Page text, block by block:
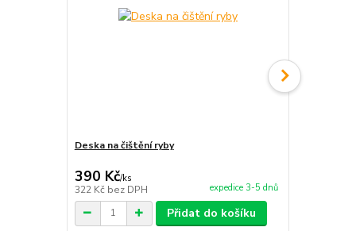
Deska na čištění ryby
390 Kč/ks
322 Kč bez DPH expedice 3-5 dnů
Přidat do košíku